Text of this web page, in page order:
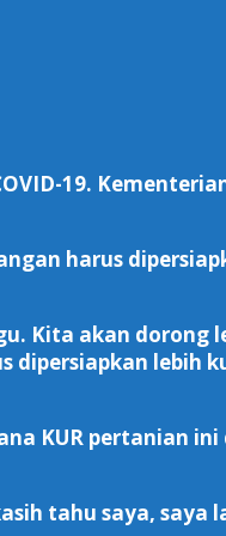
19.
harus
Kita akan dorong
lebih
KUR pertanian
tahu saya, saya